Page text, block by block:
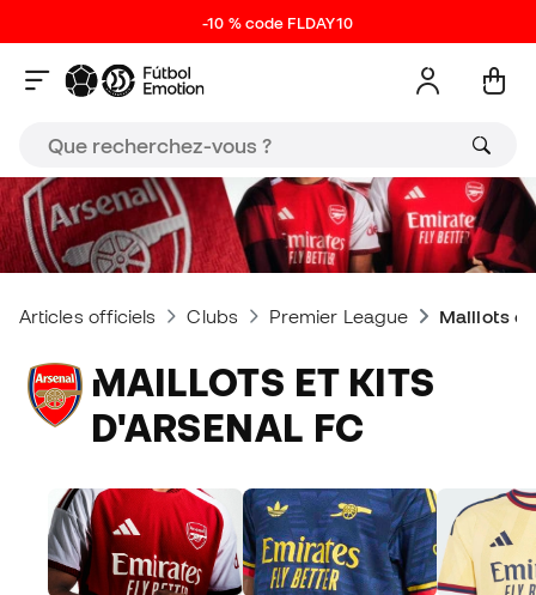
-10 % code FLDAY10
Articles officiels Clubs Premier League Maillots
MAILLOTS ET KITS
D'ARSENAL FC